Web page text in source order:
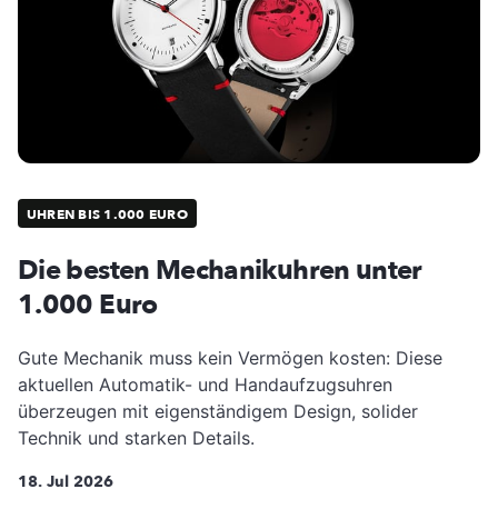
UHREN BIS 1.000 EURO
Die besten Mechanikuhren unter
1.000 Euro
Gute Mechanik muss kein Vermögen kosten: Diese
aktuellen Automatik- und Handaufzugsuhren
überzeugen mit eigenständigem Design, solider
Technik und starken Details.
18. Jul 2026